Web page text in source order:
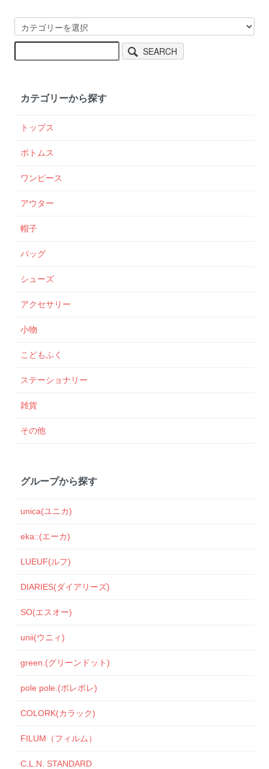
SEARCH
カテゴリーから探す
トップス
ボトムス
ワンピース
アウター
帽子
バッグ
シューズ
アクセサリー
小物
こどもふく
ステーショナリー
雑貨
その他
グループから探す
unica(ユニカ)
eka::(エーカ)
LUEUF(ルフ)
DIARIES(ダイアリーズ)
SO(エスオー)
unii(ウニィ)
green.(グリーンドット)
pole pole.(ポレポレ)
COLORK(カラック)
FILUM（フィルム）
C.L.N. STANDARD